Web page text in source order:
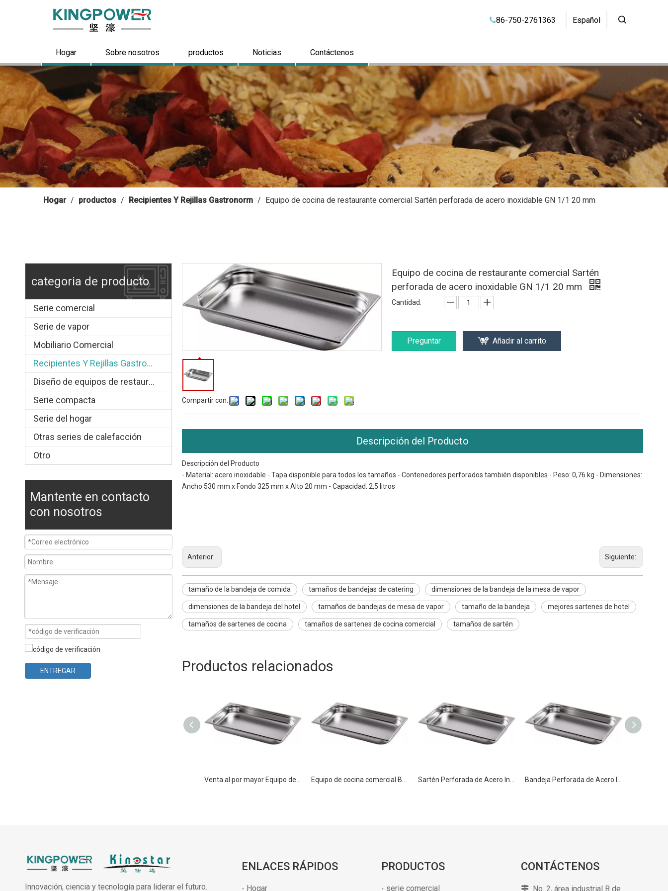
86-750-2761363 Español
Hogar Sobre nosotros productos Noticias Contáctenos
Hogar / productos / Recipientes Y Rejillas Gastronorm / Equipo de cocina de restaurante comercial Sartén perforada de acero inoxidable GN 1/1 20 mm
categoria de producto
Serie comercial
Serie de vapor
Mobiliario Comercial
Recipientes Y Rejillas Gastronorm
Diseño de equipos de restauración.
Serie compacta
Serie del hogar
Otras series de calefacción
Otro
Mantente en contacto
con nosotros
ENTREGAR
Compartir con:
Equipo de cocina de restaurante comercial Sartén
perforada de acero inoxidable GN 1/1 20 mm
Cantidad:
Preguntar Añadir al carrito
Descripción del Producto
Descripción del Producto
- Material: acero inoxidable - Tapa disponible para todos los tamaños - Contenedores perforados también disponibles - Peso: 0,76 kg - Dimensiones:
Ancho 530 mm x Fondo 325 mm x Alto 20 mm - Capacidad: 2,5 litros
Anterior: Siguiente:
tamaño de la bandeja de comida tamaños de bandejas de catering dimensiones de la bandeja de la mesa de vapor
dimensiones de la bandeja del hotel tamaños de bandejas de mesa de vapor tamaño de la bandeja mejores sartenes de hotel
tamaños de sartenes de cocina tamaños de sartenes de cocina comercial tamaños de sartén
Productos relacionados
Innovación, ciencia y tecnología para liderar el futuro.
ENLACES RÁPIDOS
Hogar
PRODUCTOS
serie comercial
CONTÁCTENOS
 No. 2, área industrial B de